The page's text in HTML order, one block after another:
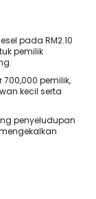
pada RM2.10
pemilik
pemilik,
kecil serta
penyeludupan